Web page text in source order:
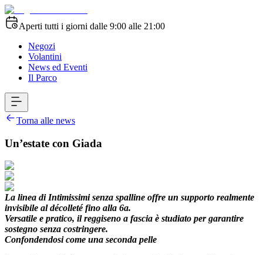
Aperti tutti i giorni dalle 9:00 alle 21:00
Negozi
Volantini
News ed Eventi
Il Parco
Torna alle news
Un’estate con Giada
La linea di Intimissimi senza spalline offre un supporto realmente
invisibile al décolleté fino alla 6a.
Versatile e pratico, il reggiseno a fascia è studiato per garantire
sostegno senza costringere.
Confondendosi come una seconda pelle